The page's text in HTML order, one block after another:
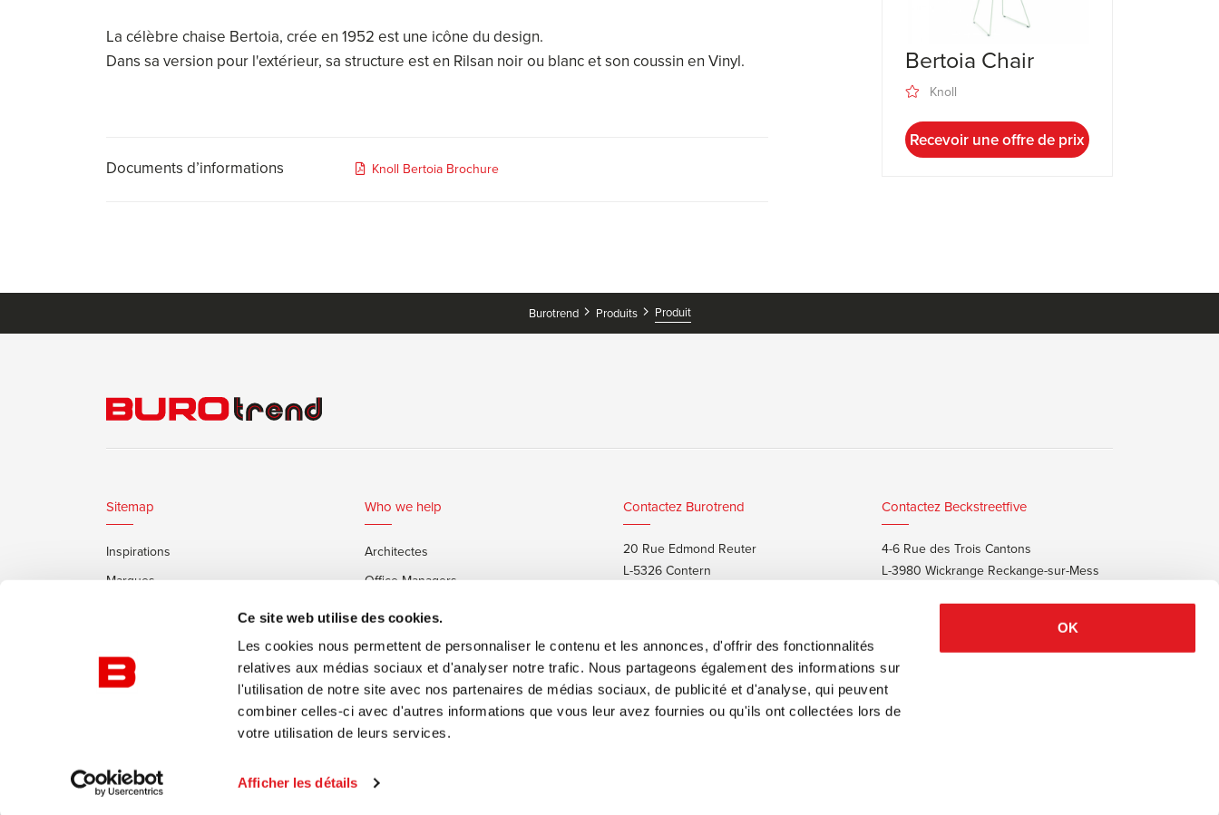
Ce site web utilise des cookies.
Les cookies nous permettent de personnaliser le contenu et les annonces, d'offrir des fonctionnalités
relatives aux médias sociaux et d'analyser notre trafic. Nous partageons également des informations sur
l'utilisation de notre site avec nos partenaires de médias sociaux, de publicité et d'analyse, qui peuvent
combiner celles-ci avec d'autres informations que vous leur avez fournies ou qu'ils ont collectées lors de
votre utilisation de leurs services.
Afficher les détails
OK
La célèbre chaise Bertoia, crée en 1952 est une icône du design.
Dans sa version pour l'extérieur, sa structure est en Rilsan noir ou blanc et son coussin en Vinyl.
Documents d’informations Knoll Bertoia Brochure
Bertoia Chair
Knoll
Recevoir une offre de prix
Burotrend Produits Produit
Sitemap
Inspirations
Marques
Cabines Insonorisées Framery
Who we help
Architectes
Office Managers
Clients privés
Contactez Burotrend
20 Rue Edmond Reuter
L-5326 Contern
Contactez Beckstreetfive
4-6 Rue des Trois Cantons
L-3980 Wickrange Reckange-sur-Mess
+352 48 25 68 55
Politique de confidentialité Conditions de vente